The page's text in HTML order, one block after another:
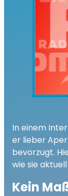
In einem
er lieber
bevorzugt.
wie sie
Kein